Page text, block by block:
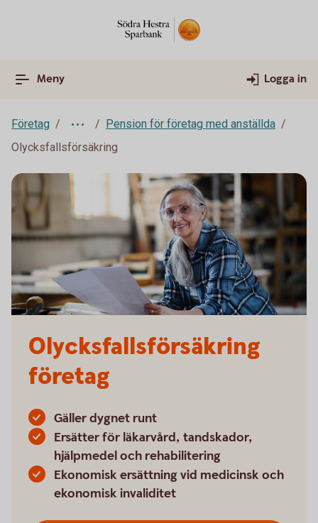
Meny Logga in
Företag
Pension för företag med anställda
Olycksfallsförsäkring
Olycksfallsförsäkring
företag
Gäller dygnet runt
Ersätter för läkarvård, tandskador,
hjälpmedel och rehabilitering
Ekonomisk ersättning vid medicinsk och
ekonomisk invaliditet